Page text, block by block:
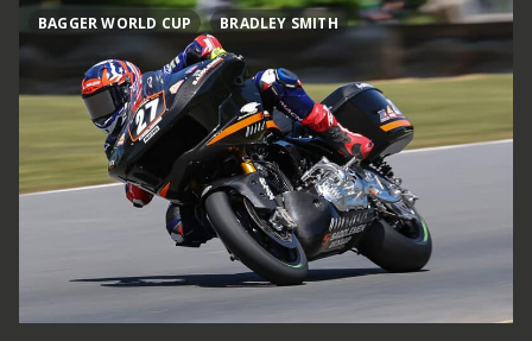
BAGGER WORLD CUP BRADLEY SMITH